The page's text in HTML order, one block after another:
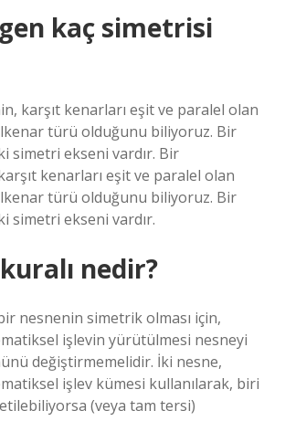
kaç simetrisi
karşıt kenarları eşit ve paralel olan
türü olduğunu biliyoruz. Bir
simetri ekseni vardır. Bir
kenarları eşit ve paralel olan
türü olduğunu biliyoruz. Bir
simetri ekseni vardır.
nedir?
nesnenin simetrik olması için,
işlevin yürütülmesi nesneyi
değiştirmemelidir. İki nesne,
işlev kümesi kullanılarak, biri
(veya tam tersi)